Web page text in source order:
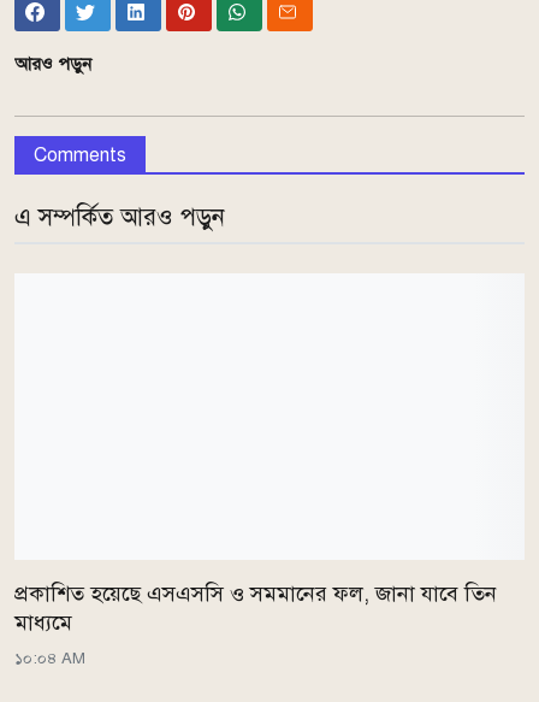
আরও পড়ুন
Comments
এ সম্পর্কিত আরও পড়ুন
প্রকাশিত হয়েছে এসএসসি ও সমমানের ফল, জানা যাবে তিন
মাধ্যমে
১০:০৪ AM